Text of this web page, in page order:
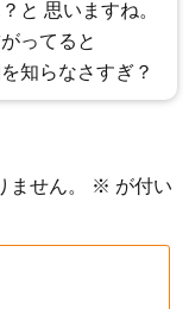
と 思いますね。
ってると
知らなさすぎ？
せん。 ※ が付い